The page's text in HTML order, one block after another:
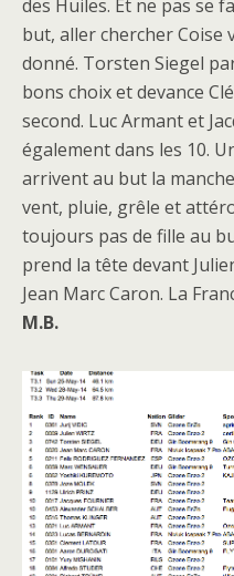
des Huiles. Et ne pas se
but, aller chercher Coise
donné. Torsten Siegel
bons choix et devance
second. Luc Armant et
également dans les 10.
arrivent au but la
vent, pluie, grêle et
toujours pas de fille au
prend la tête devant
Jean Marc Caron. La
M.B.